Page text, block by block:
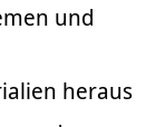
und
heraus